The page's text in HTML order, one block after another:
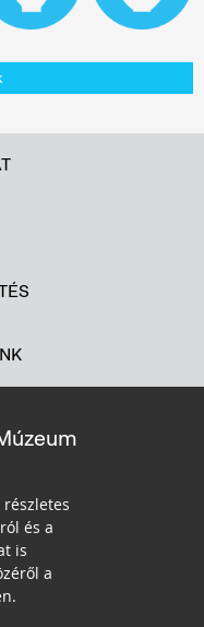
részletes
és a
is
a